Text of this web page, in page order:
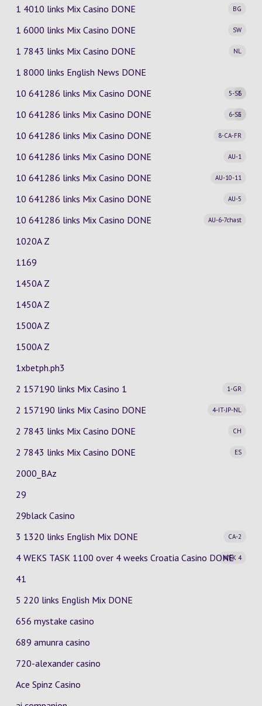
1 4010 links Mix Casino
BG
DONE
1 6000 links Mix Casino
SW
DONE
1 7843 links Mix Casino
NL
DONE
1 8000 links English News DONE
10 641286 links Mix Casino
5-SE
6
DONE
10 641286 links Mix Casino
6-SE
5
DONE
10 641286 links Mix Casino
8-CA-FR
DONE
10 641286 links Mix Casino
AU-1
DONE
10 641286 links Mix Casino
AU-10-11
DONE
10 641286 links Mix Casino
AU-5
DONE
10 641286 links Mix Casino
AU-6-7chast
DONE
1020A Z
1169
1450A Z
1450A Z
1500A Z
1500A Z
1xbetph.ph3
2 157190 links Mix Casino
1-GR
1
2 157190 links Mix Casino
4-IT-JP-NL
DONE
2 7843 links Mix Casino
CH
DONE
2 7843 links Mix Casino
ES
DONE
2000_BAz
29
29black Casino
3 1320 links English Mix
CA-2
DONE
4 WEKS TASK 1100 over 4 weeks Croatia Casino
WEK 4
DONE
41
5 220 links English Mix DONE
656 mystake casino
689 amunra casino
720-alexander casino
Ace Spinz Casino